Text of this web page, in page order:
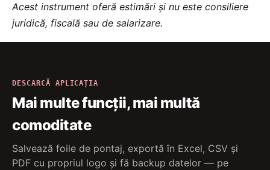
Acest instrument oferă estimări și nu este consiliere
juridică, fiscală sau de salarizare.
DESCARCĂ APLICAȚIA
Mai multe funcții, mai multă
comoditate
Salvează foile de pontaj, exportă în Excel, CSV și
PDF cu propriul logo și fă backup datelor — pe